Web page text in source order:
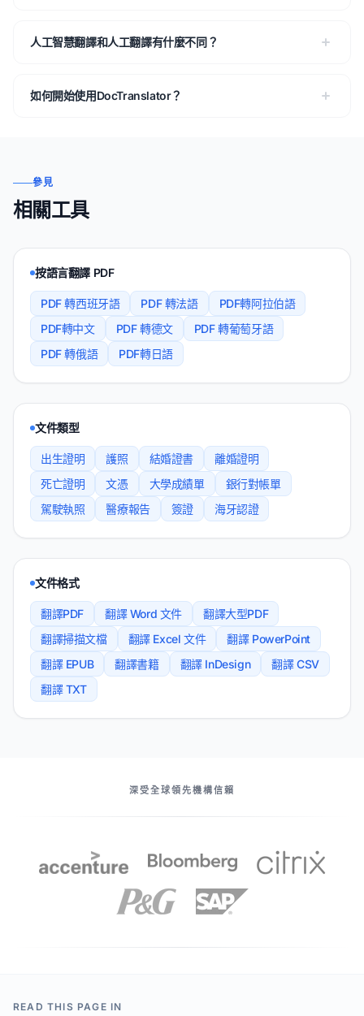
人工智慧翻譯和人工翻譯有什麼不同？
如何開始使用DocTranslator？
參見
相關工具
按語言翻譯 PDF
PDF 轉西班牙語 PDF 轉法語
PDF轉阿拉伯語
PDF轉中文
PDF 轉德文
PDF 轉葡萄牙語
PDF 轉俄語
PDF轉日語
文件類型
出生證明 護照 結婚證書
離婚證明
死亡證明
文憑 大學成績單
銀行對帳單
駕駛執照
醫療報告 簽證 海牙認證
文件格式
翻譯PDF 翻譯 Word 文件
翻譯大型PDF
翻譯掃描文檔
翻譯 Excel 文件
翻譯 PowerPoint
翻譯 EPUB
翻譯書籍 翻譯 InDesign
翻譯 CSV
翻譯 TXT
深受全球領先機構信賴
READ THIS PAGE IN